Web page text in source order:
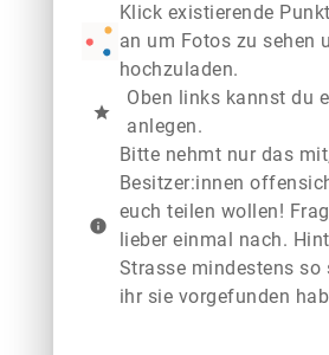
Klick existierende
an um Fotos zu sehen
hochzuladen.
star
Oben links kannst du
anlegen.
info
Bitte nehmt nur das
Besitzer:innen
euch teilen wollen!
lieber einmal nach.
Strasse mindestens so
ihr sie vorgefunden